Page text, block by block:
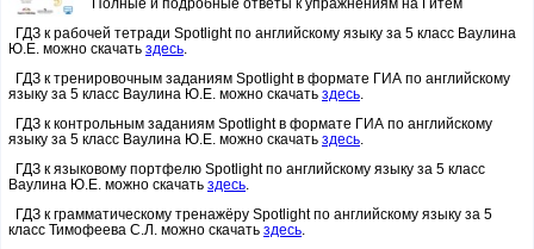
ГДЗ к рабочей тетради Spotlight по английскому языку за 5 класс Ваулина
Ю.Е. можно скачать здесь
ГДЗ к тренировочным заданиям Spotlight в формате ГИА по английскому
языку за 5 класс Ваулина Ю.Е. можно скачать здесь
ГДЗ к контрольным заданиям Spotlight в формате ГИА по английскому
языку за 5 класс Ваулина Ю.Е. можно скачать здесь
ГДЗ к языковому портфелю Spotlight по английскому языку за 5 класс
Ваулина Ю.Е. можно скачать здесь
ГДЗ к грамматическому тренажёру Spotlight по английскому языку за 5
класс Тимофеева С.Л. можно скачать здесь